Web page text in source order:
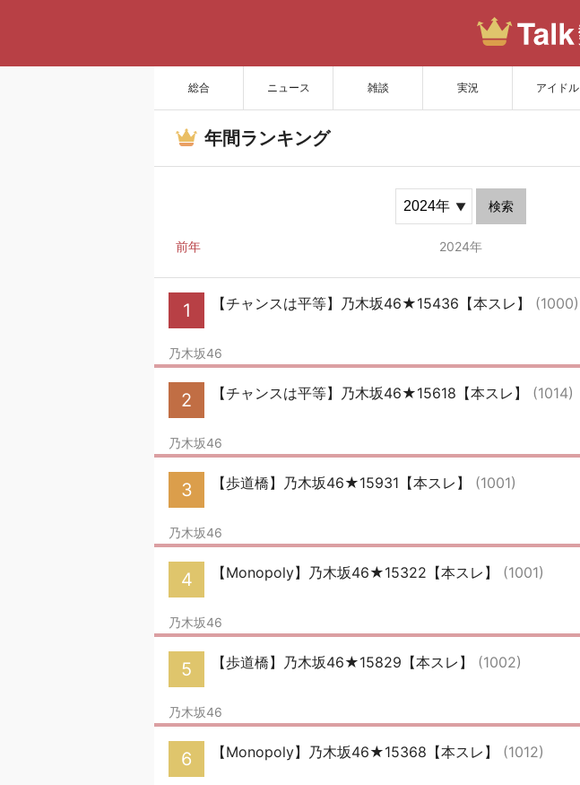
総合 ニュース 雑談 実況 アイドル
サイトを更新
年間ランキング
検索
前年 2024年
1 【チャンスは平等】乃木坂46★15436【本スレ】 (1000)
乃木坂46
2 【チャンスは平等】乃木坂46★15618【本スレ】 (1014)
乃木坂46
3 【歩道橋】乃木坂46★15931【本スレ】 (1001)
乃木坂46
4 【Monopoly】乃木坂46★15322【本スレ】 (1001)
乃木坂46
5 【歩道橋】乃木坂46★15829【本スレ】 (1002)
乃木坂46
6 【Monopoly】乃木坂46★15368【本スレ】 (1012)